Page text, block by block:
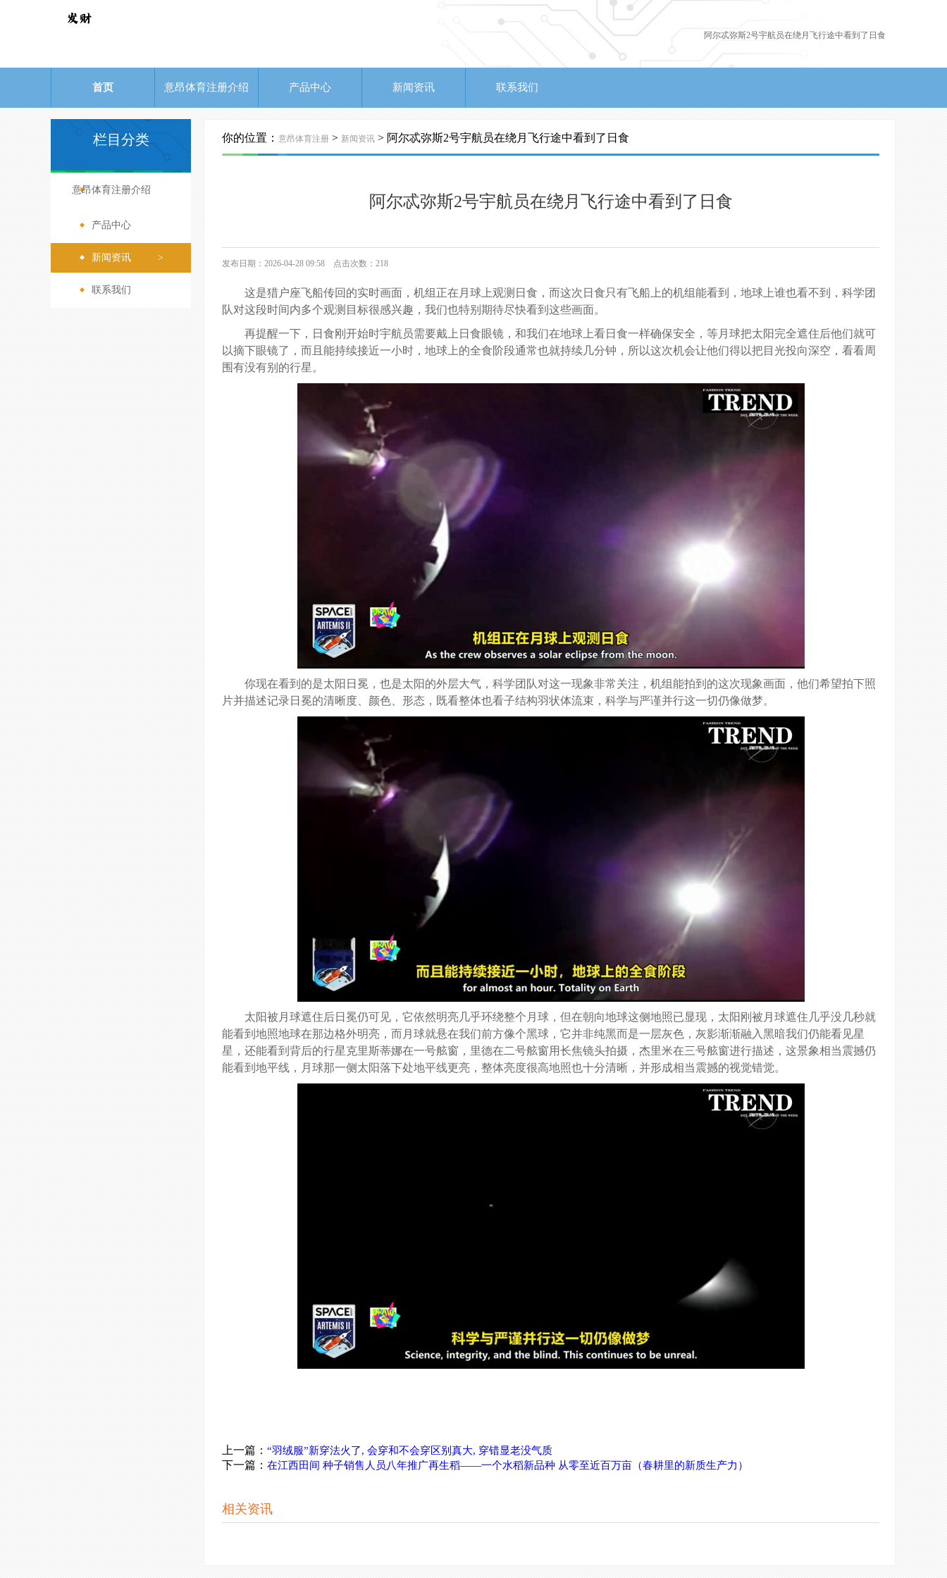
阿尔忒弥斯2号宇航员在绕月飞行途中看到了日食
首页 意昂体育注册介绍 产品中心 新闻资讯 联系我们
栏目分类
意昂体育注册介绍
产品中心
新闻资讯 >
联系我们
你的位置： 意昂体育注册 > 新闻资讯 > 阿尔忒弥斯2号宇航员在绕月飞行途中看到了日食
阿尔忒弥斯2号宇航员在绕月飞行途中看到了日食
发布日期：2026-04-28 09:58 点击次数：218
这是猎户座飞船传回的实时画面，机组正在月球上观测日食，而这次日食只有飞船上的机组能看到，地球上谁也看不到，科学团
队对这段时间内多个观测目标很感兴趣，我们也特别期待尽快看到这些画面。
再提醒一下，日食刚开始时宇航员需要戴上日食眼镜，和我们在地球上看日食一样确保安全，等月球把太阳完全遮住后他们就可
以摘下眼镜了，而且能持续接近一小时，地球上的全食阶段通常也就持续几分钟，所以这次机会让他们得以把目光投向深空，看看周
围有没有别的行星。
你现在看到的是太阳日冕，也是太阳的外层大气，科学团队对这一现象非常关注，机组能拍到的这次现象画面，他们希望拍下照
片并描述记录日冕的清晰度、颜色、形态，既看整体也看子结构羽状体流束，科学与严谨并行这一切仍像做梦。
太阳被月球遮住后日冕仍可见，它依然明亮几乎环绕整个月球，但在朝向地球这侧地照已显现，太阳刚被月球遮住几乎没几秒就
能看到地照地球在那边格外明亮，而月球就悬在我们前方像个黑球，它并非纯黑而是一层灰色，灰影渐渐融入黑暗我们仍能看见星
星，还能看到背后的行星克里斯蒂娜在一号舷窗，里德在二号舷窗用长焦镜头拍摄，杰里米在三号舷窗进行描述，这景象相当震撼仍
能看到地平线，月球那一侧太阳落下处地平线更亮，整体亮度很高地照也十分清晰，并形成相当震撼的视觉错觉。
上一篇： “羽绒服”新穿法火了, 会穿和不会穿区别真大, 穿错显老没气质
下一篇： 在江西田间 种子销售人员八年推广再生稻——一个水稻新品种 从零至近百万亩（春耕里的新质生产力）
相关资讯